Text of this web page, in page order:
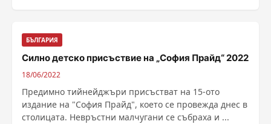
БЪЛГАРИЯ
Силно детско присъствие на „София Прайд“ 2022
18/06/2022
Предимно тийнейджъри присъстват на 15-ото
издание на "София Прайд", което се провежда днес в
столицата. Невръстни малчугани се събраха и ...